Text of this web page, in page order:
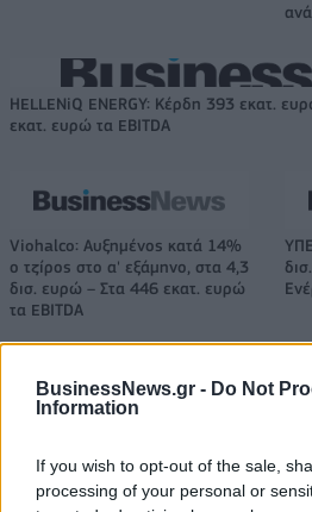
BusinessNews.gr - Do Not
Information
If you wish to opt-out of the sale,
processing of your personal or
HELLENiQ ENERGY: Κέρδη 393 εκατ.
εκατ. ευρώ τα EBITDA
Viohalco: Αυξημένος κατά 14%
ο τζίρος στο α' εξάμηνο, στα 4,3
δισ. ευρώ – Στα 446 εκατ. ευρώ
τα EBITDA
Η συμφωνία Arval-Athlon
VW: Η δύσκολη εξίσωση της